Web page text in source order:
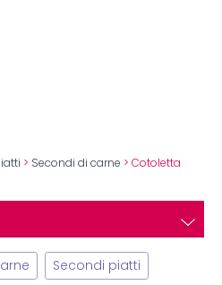
> Secondi di carne > Cotoletta
Secondi piatti